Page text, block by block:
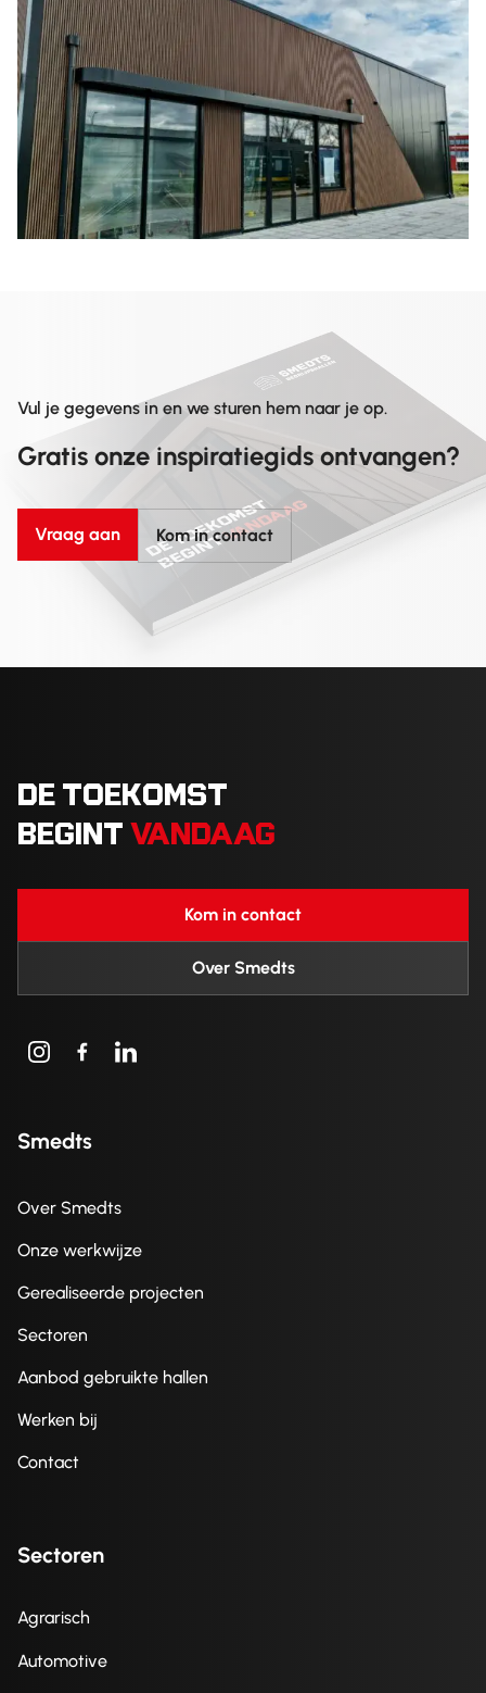
Vul je gegevens in en we sturen hem naar je op.
Gratis onze inspiratiegids ontvangen?
Vraag aan Kom in contact
DE TOEKOMST
BEGINT VANDAAG
Kom in contact
Over Smedts
Smedts
Over Smedts
Onze werkwijze
Gerealiseerde projecten
Sectoren
Aanbod gebruikte hallen
Werken bij
Contact
Sectoren
Agrarisch
Automotive